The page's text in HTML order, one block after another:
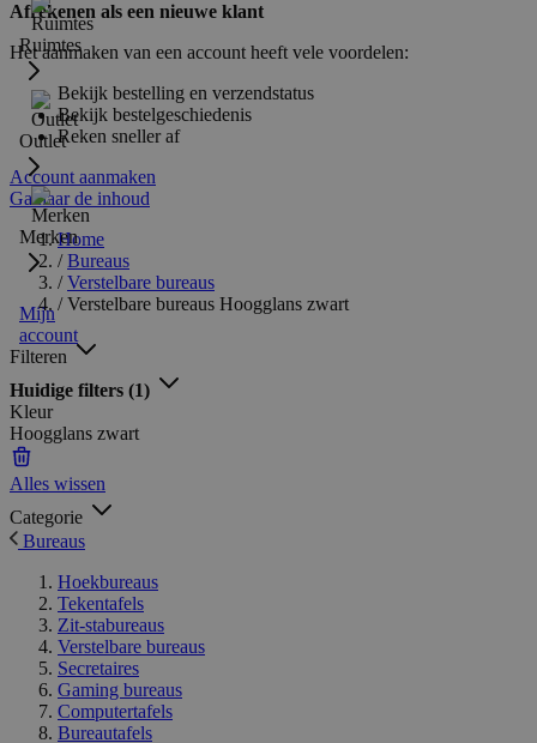
Ruimtes
Outlet
Merken
Mijn
account
Afrekenen als een nieuwe klant
Het aanmaken van een account heeft vele voordelen:
Bekijk bestelling en verzendstatus
Bekijk bestelgeschiedenis
Reken sneller af
Account aanmaken
Ga naar de inhoud
Home
/ Bureaus
/ Verstelbare bureaus
/ Verstelbare bureaus Hoogglans zwart
Filteren
Huidige filters (1)
Kleur
Hoogglans zwart
Alles wissen
Categorie
Bureaus
Hoekbureaus
Tekentafels
Zit-stabureaus
Verstelbare bureaus
Secretaires
Gaming bureaus
Computertafels
Bureautafels